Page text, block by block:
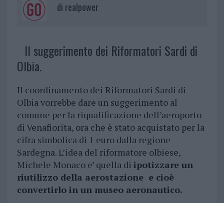
di realpower
Il suggerimento dei Riformatori Sardi di
Olbia.
Il coordinamento dei Riformatori Sardi di
Olbia vorrebbe dare un suggerimento al
comune per la riqualificazione dell’aeroporto
di Venafiorita, ora che è stato acquistato per la
cifra simbolica di 1 euro dalla regione
Sardegna. L’idea del riformatore olbiese,
Michele Monaco e’ quella di ipotizzare un
riutilizzo della aerostazione e cioè
convertirlo in un museo aeronautico.